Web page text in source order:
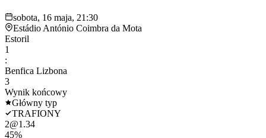
sobota, 16 maja, 21:30
Estádio António Coimbra da Mota
Estoril
1
:
Benfica Lizbona
3
Wynik końcowy
Główny typ
TRAFIONY
2@1.34
45%